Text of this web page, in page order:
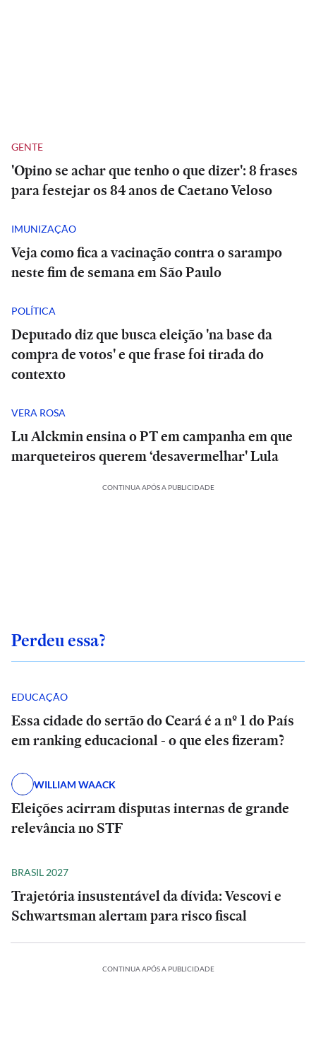
GENTE
'Opino se achar que tenho o que dizer': 8 frases
para festejar os 84 anos de Caetano Veloso
IMUNIZAÇÃO
Veja como fica a vacinação contra o sarampo
neste fim de semana em São Paulo
POLÍTICA
Deputado diz que busca eleição 'na base da
compra de votos' e que frase foi tirada do
contexto
VERA ROSA
Lu Alckmin ensina o PT em campanha em que
marqueteiros querem ‘desavermelhar' Lula
CONTINUA APÓS A PUBLICIDADE
Perdeu essa?
EDUCAÇÃO
Essa cidade do sertão do Ceará é a nº 1 do País
em ranking educacional - o que eles fizeram?
WILLIAM WAACK
Eleições acirram disputas internas de grande
relevância no STF
BRASIL 2027
Trajetória insustentável da dívida: Vescovi e
Schwartsman alertam para risco fiscal
CONTINUA APÓS A PUBLICIDADE